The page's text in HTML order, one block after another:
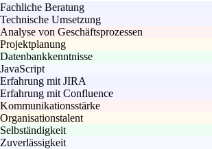
Fachliche Beratung
Technische Umsetzung
Analyse von Geschäftsprozessen
Projektplanung
Datenbankkenntnisse
JavaScript
Erfahrung mit JIRA
Erfahrung mit Confluence
Kommunikationsstärke
Organisationstalent
Selbständigkeit
Zuverlässigkeit